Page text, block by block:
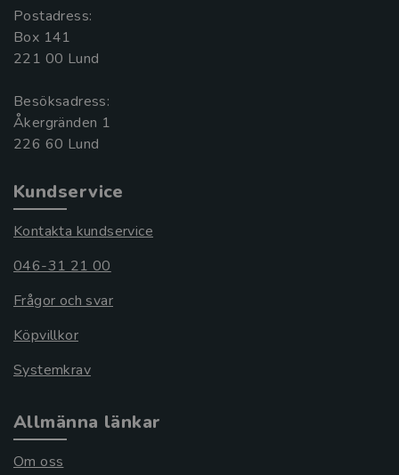
Postadress:
Box 141
221 00 Lund
Besöksadress:
Åkergränden 1
Kundservice
Kontakta kundservice
046-31 21 00
Frågor och svar
Köpvillkor
Systemkrav
Allmänna länkar
Om oss